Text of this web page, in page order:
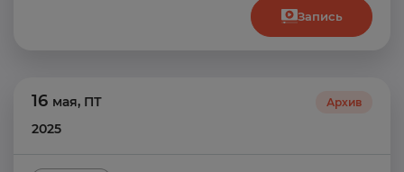
Запись
16 мая, ПТ
2025
Архив